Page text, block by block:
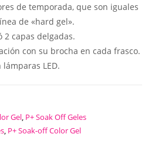
de temporada, que son iguales
de «hard gel».
2 capas delgadas.
con su brocha en cada frasco.
LED.
Gel P+ Soak Off Geles
P+ Soak-off Color Gel